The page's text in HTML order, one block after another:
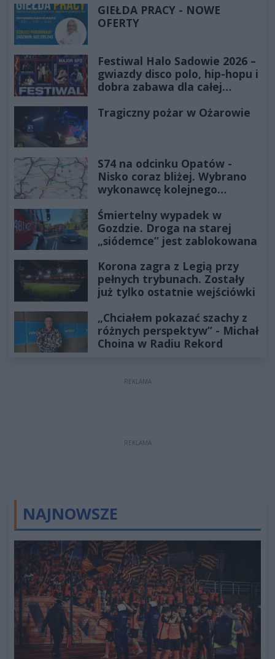
GIEŁDA PRACY - NOWE
OFERTY
Festiwal Halo Sadowie 2026 –
gwiazdy disco polo, hip-hopu i
dobra zabawa dla całej
Tragiczny pożar w Ożarowie
S74 na odcinku Opatów -
Nisko coraz bliżej. Wybrano
wykonawcę kolejnego
Śmiertelny wypadek w
Gozdzie. Droga na starej
„siódemce” jest zablokowana
Korona zagra z Legią przy
pełnych trybunach. Zostały
już tylko ostatnie wejściówki
„Chciałem pokazać szachy z
różnych perspektyw” - Michał
Choina w Radiu Rekord
REKLAMA
REKLAMA
NAJNOWSZE